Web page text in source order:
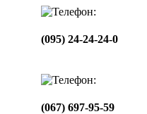
(095) 24-24-24-0
(067) 697-95-59